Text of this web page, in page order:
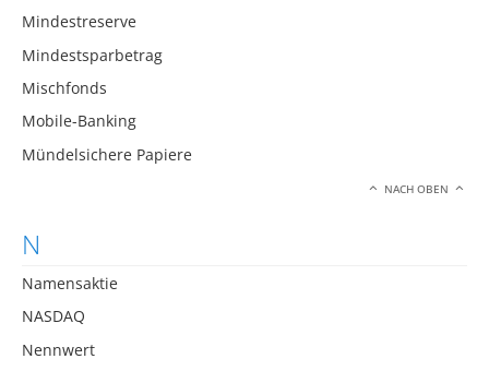
Mindestreserve
Mindestsparbetrag
Mischfonds
Mobile-Banking
Mündelsichere Papiere
NACH OBEN
N
Namensaktie
NASDAQ
Nennwert